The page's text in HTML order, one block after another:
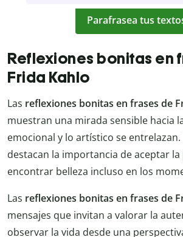
Parafrasea tus
Reflexiones bonitas en
Frida Kahlo
Las reflexiones bonitas en frases de
muestran una mirada sensible hacia
emocional y lo artístico se entrelazan.
destacan la importancia de aceptar
encontrar belleza incluso en los
Las reflexiones bonitas en frases de
mensajes que invitan a valorar la
observar la vida desde una